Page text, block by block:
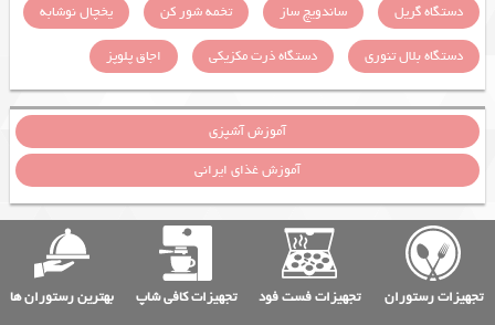
دستگاه گریل
ساندویچ ساز تخمه شور کن
یخچال نوشابه
دستگاه بلال تنوری
دستگاه ذرت مکزیکی اجاق پلوپز
آموزش آشپزی
آموزش غذای ایرانی
تجهیزات رستوران تجهیزات فست فود تجهیزات کافی شاپ بهترین رستوران ها